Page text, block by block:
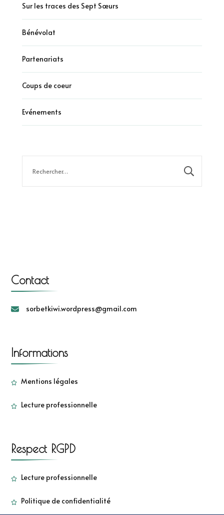
Sur les traces des Sept Sœurs
Bénévolat
Partenariats
Coups de coeur
Evénements
Contact
sorbetkiwi.wordpress@gmail.com
Informations
Mentions légales
Lecture professionnelle
Respect RGPD
Lecture professionnelle
Politique de confidentialité